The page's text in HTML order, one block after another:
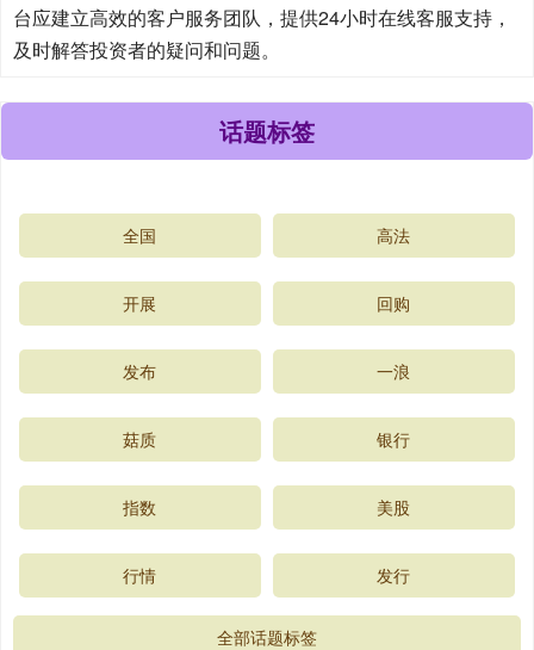
台应建立高效的客户服务团队，提供24小时在线客服支持，
及时解答投资者的疑问和问题。
话题标签
全国 高法
开展 回购
发布 一浪
菇质 银行
指数 美股
行情 发行
全部话题标签